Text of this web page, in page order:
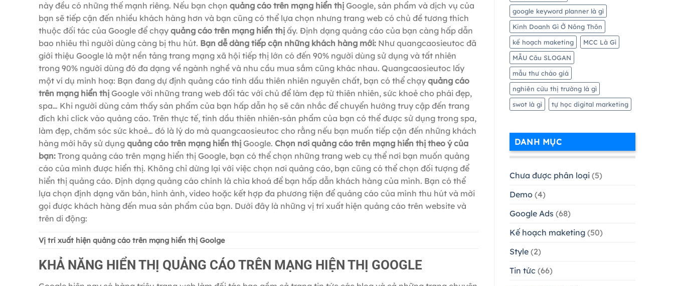
này đều có những thế mạnh riêng. Nếu bạn chọn quảng cáo trên mạng hiển thị Google, sản phẩm và dịch vụ của
bạn sẽ tiếp cận đến nhiều khách hàng hơn và bạn cũng có thể lựa chọn nhưng trang web có chủ đề tương thích
thuộc đối tác của Google để chạy quảng cáo trên mạng hiển thị ấy. Định dạng quảng cáo của bạn càng hấp dẫn
bao nhiêu thì người dùng càng bị thu hút. Bạn dễ dàng tiếp cận những khách hàng mới: Như quangcaosieutoc đã
giới thiệu Google là một nền tảng trang mạng xã hội tiếp thị lớn có đến 90% người dùng sử dụng và tất nhiên
trong 90% người dùng đó đa dạng về ngành nghề và nhu cầu mua sắm cũng khác nhau. Quangcaosieutoc lấy
một ví dụ minh hoạ: Bạn đang dự định quảng cáo tinh dầu thiên nhiên nguyên chất, bạn có thể chạy quảng cáo
trên mạng hiển thị Google với những trang web đối tác với chủ để làm đẹp từ thiên nhiên, sức khoẻ cho phái đẹp,
spa… Khi người dùng cảm thấy sản phẩm của bạn hấp dẫn họ sẽ cân nhắc để chuyển hướng truy cập đến trang
đích khi click vào quảng cáo. Trên thực tế, tinh dầu thiên nhiên-sản phẩm của bạn có thể được sử dụng trong spa,
làm đẹp, chăm sóc sức khoẻ… đó là lý do mà quangcaosieutoc cho rằng nếu bạn muốn tiếp cận đến những khách
hàng mới hãy sử dụng quảng cáo trên mạng hiển thị Google. Chọn nơi quảng cáo trên mạng hiển thị theo ý của
bạn: Trong quảng cáo trên mạng hiển thị Google, bạn có thể chọn những trang web cụ thể nơi bạn muốn quảng
cáo của mình được hiển thị. Không chỉ dừng lại với việc chọn nơi quảng cáo, bạn cũng có thể chọn đối tượng để
hiển thị quảng cáo. Định dạng quảng cáo chính là chìa khoá để bạn hấp dẫn khách hàng của mình. Bạn có thể
lựa chọn định dạng văn bản, hình ảnh, video hoặc kết hợp đa phương tiện để quảng cáo của mình thu hút và mời
gọi được khách hàng đến mua sản phẩm của bạn. Dưới đây là những vị trí xuất hiện quảng cáo trên website và
trên di động:
Vị trí xuất hiện quảng cáo trên mạng hiển thị Goolge
KHẢ NĂNG HIỂN THỊ QUẢNG CÁO TRÊN MẠNG HIỆN THỊ GOOGLE
google keyword planner là gì
Kinh Doanh Gì Ở Nông Thôn
kế hoạch maketing
MCC Là Gì
MẪU Câu SLOGAN
mẫu thư chào giá
nghiên cứu thị trường là gì
swot là gì
tự học digital marketing
DANH MỤC
Chưa được phân loại(5)
Demo(4)
Google Ads (68)
Kế hoạch maketing(50)
Style(2)
Tin tức (66)